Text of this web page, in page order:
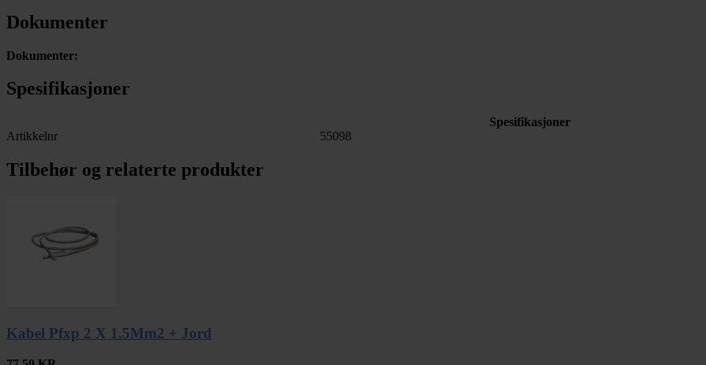
Dokumenter
Dokumenter:
Spesifikasjoner
Spesifikasjoner
Artikkelnr
55098
Tilbehør og relaterte produkter
Kabel Pfxp 2 X 1.5Mm2 + Jord